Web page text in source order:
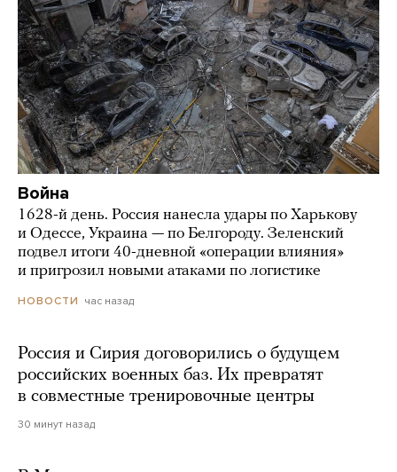
Война
1628-й день. Россия нанесла удары по Харькову
и Одессе, Украина — по Белгороду. Зеленский
подвел итоги 40-дневной «операции влияния»
и пригрозил новыми атаками по логистике
НОВОСТИ час назад
Россия и Сирия договорились о будущем
российских военных баз. Их превратят
в совместные тренировочные центры
30 минут назад